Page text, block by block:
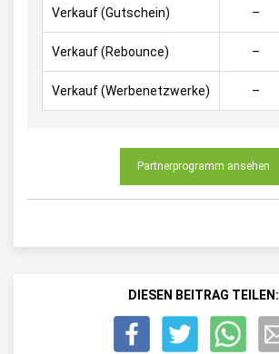
Verkauf (Gutschein) –
Verkauf (Rebounce) –
Verkauf (Werbenetzwerke) –
Partnerprogramm ansehen
DIESEN BEITRAG TEILEN: